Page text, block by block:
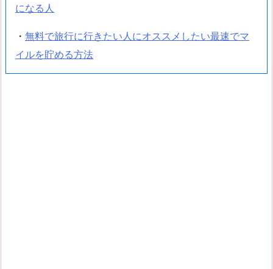
になる人
・ 無料で旅行に行きたい人にオススメしたい最速でマ
イルを貯める方法